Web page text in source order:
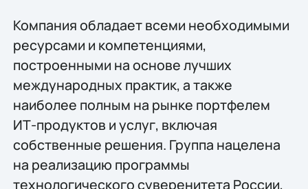
Компания обладает всеми необходимыми
ресурсами и компетенциями,
построенными на основе лучших
международных практик, а также
наиболее полным на рынке портфелем
ИТ-продуктов и услуг, включая
собственные решения. Группа нацелена
на реализацию программы
технологического суверенитета России,